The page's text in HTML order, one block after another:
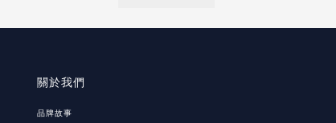
關於我們
品牌故事